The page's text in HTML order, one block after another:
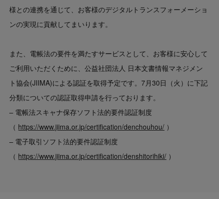
様との連携を通じて、お客様のデジタルトランスフォーメーショ
ンの実現に貢献してまいります。
また、電帳法の要件を満たすサービスとして、お客様に安心して
ご利用いただくために、公益社団法人 日本文書情報マネジメン
ト協会(JIIMA)による認証を取得予定です。7月30日（火）に下記
分類についての認証取得申請を行っております。
– 電帳法スキャナ保存ソフト法的要件認証制度
（ https://www.jiima.or.jp/certification/denchouhou/ ）
– 電子取引ソフト法的要件認証制度
（ https://www.jiima.or.jp/certification/denshitorihiki/ ）